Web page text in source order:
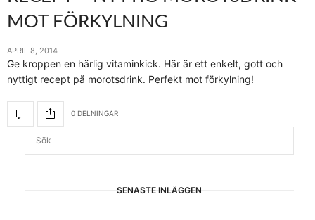
MOT FÖRKYLNING
APRIL 8, 2014
Ge kroppen en härlig vitaminkick. Här är ett enkelt, gott och
nyttigt recept på morotsdrink. Perfekt mot förkylning!
0 DELNINGAR
SENASTE INLÄGGEN